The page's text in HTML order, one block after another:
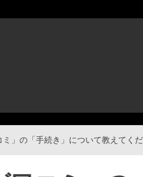
ミ」の「手続き」について教えてくだ